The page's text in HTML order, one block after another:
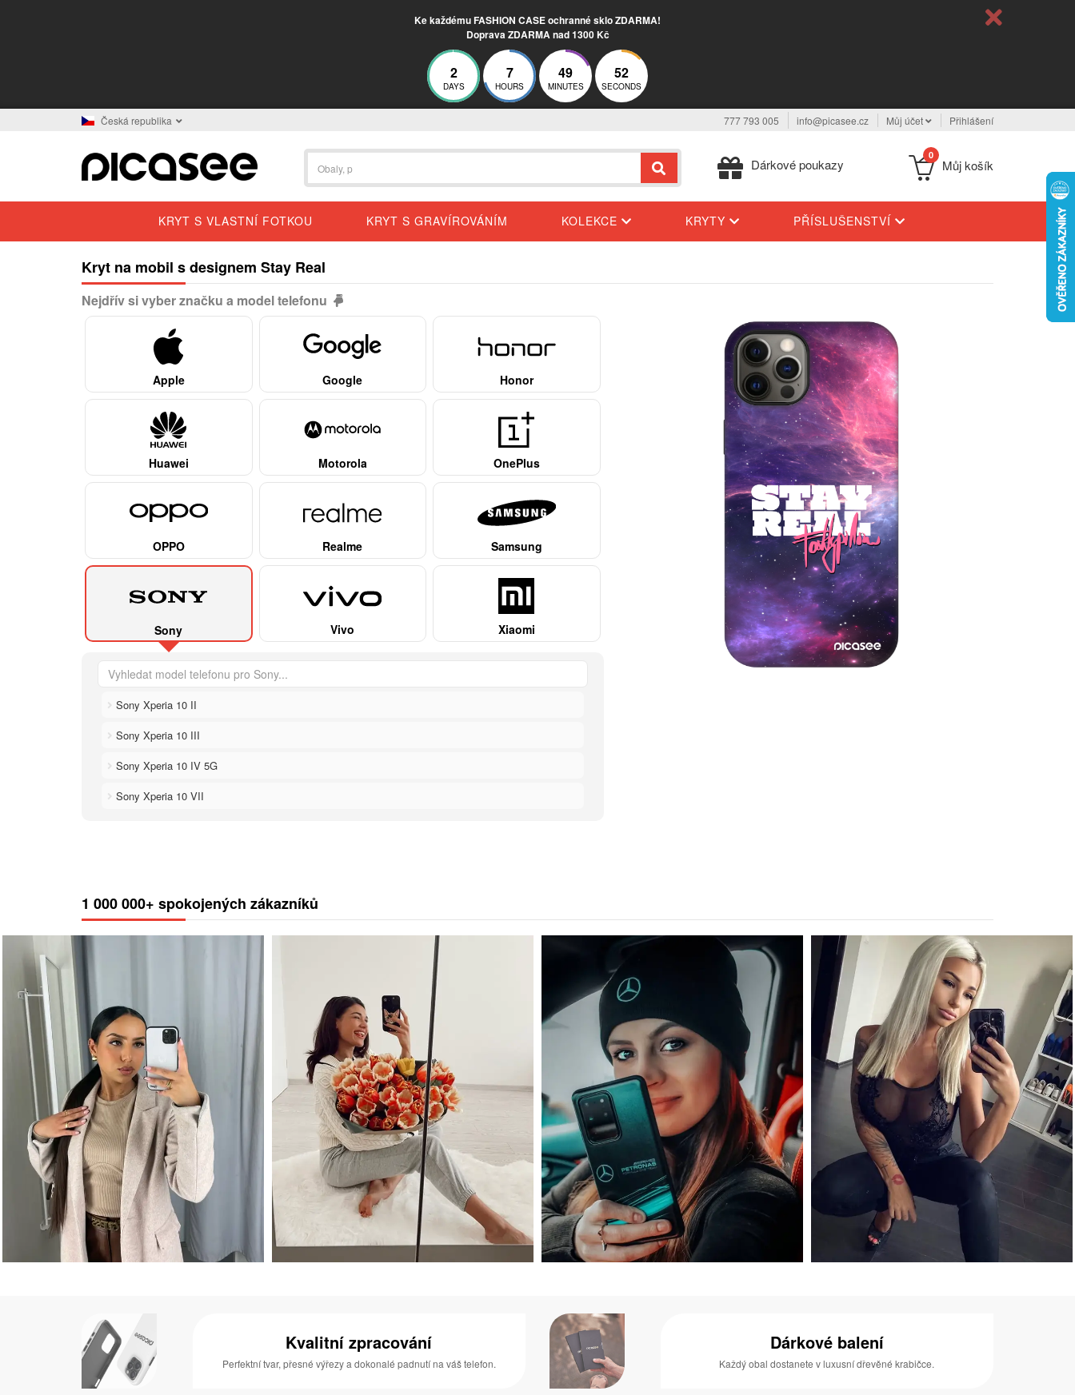
Ke každému FASHION CASE ochranné sklo ZDARMA!
Doprava ZDARMA nad 1300 Kč
2
DAYS
7
HOURS
49
MINUTES
51
SECONDS
Česká republika 777 793 005 info@picasee.cz Můj účet Přihlášení
Dárkové poukazy
0
Můj košík
KRYT S VLASTNÍ FOTKOU KRYT S GRAVÍROVÁNÍM KOLEKCE KRYTY PŘÍSLUŠENSTVÍ
Kryt na mobil s designem Stay Real
Nejdřív si vyber značku a model telefonu
Apple Google Honor
Huawei Motorola OnePlus
OPPO Realme Samsung
Sony Vivo Xiaomi
Sony Xperia 10 II
Sony Xperia 10 III
Sony Xperia 10 IV 5G
Sony Xperia 10 VII
1 000 000+ spokojených zákazníků
Kvalitní zpracování
Perfektní tvar, přesné výřezy a dokonalé padnutí na váš telefon.
Dárkové balení
Každý obal dostanete v luxusní dřevěné krabičce.